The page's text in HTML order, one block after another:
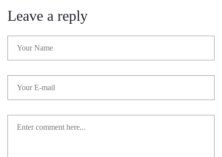
Leave a reply